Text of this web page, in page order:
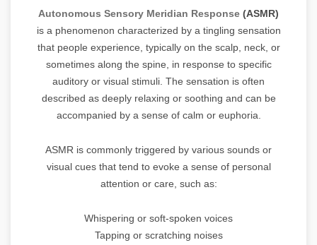
Autonomous Sensory Meridian Response (ASMR)
is a phenomenon characterized by a tingling sensation
that people experience, typically on the scalp, neck, or
sometimes along the spine, in response to specific
auditory or visual stimuli. The sensation is often
described as deeply relaxing or soothing and can be
accompanied by a sense of calm or euphoria.
ASMR is commonly triggered by various sounds or
visual cues that tend to evoke a sense of personal
attention or care, such as:
Whispering or soft-spoken voices
Tapping or scratching noises